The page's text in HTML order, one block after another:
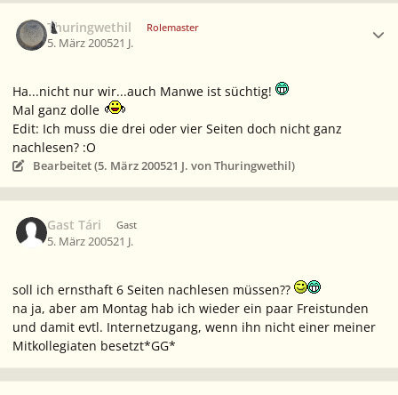
Thuringwethil Rolemaster
5. März 200521 J.
Ha...nicht nur wir...auch Manwe ist süchtig!
Mal ganz dolle
Edit: Ich muss die drei oder vier Seiten doch nicht ganz
nachlesen? :O
Bearbeitet (5. März 200521 J. von Thuringwethil)
Gast Tári Gast
5. März 200521 J.
soll ich ernsthaft 6 Seiten nachlesen müssen??
na ja, aber am Montag hab ich wieder ein paar Freistunden
und damit evtl. Internetzugang, wenn ihn nicht einer meiner
Mitkollegiaten besetzt*GG*